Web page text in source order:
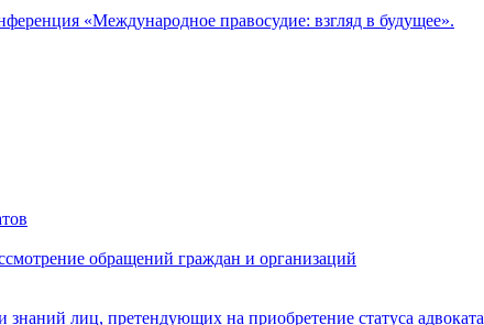
«Международное правосудие: взгляд в будущее».
обращений граждан и организаций
лиц, претендующих на приобретение статуса адвоката